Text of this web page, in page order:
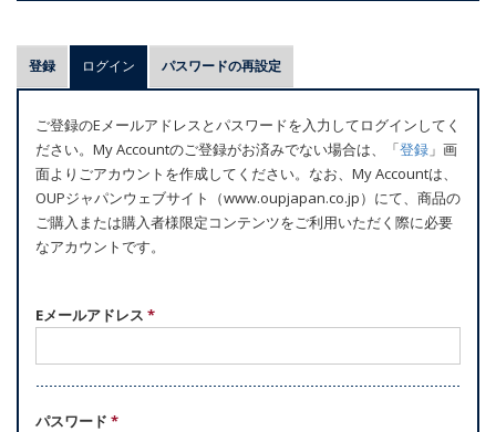
プ
ラ
マ
リ
ー
タ
ブ
登録 ログイン (アクティブなタブ)
パスワードの再設定
ご登録のEメールアドレスとパスワードを入力してログインしてく
ださい。My Accountのご登録がお済みでない場合は、「登録 」画
面よりごアカウントを作成してください。なお、My Accountは、
OUPジャパンウェブサイト（www.oupjapan.co.jp）にて、商品の
ご購入または購入者様限定コンテンツをご利用いただく際に必要
なアカウントです。
Eメールアドレス *
パスワード *